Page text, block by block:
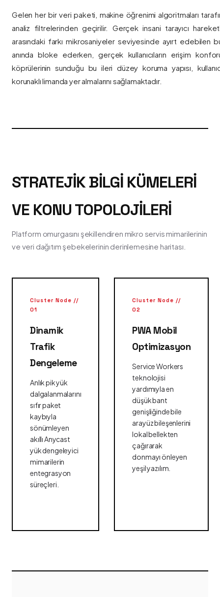
Gelen her bir veri paketi, makine öğrenimi algoritmaları
analiz filtrelerinden geçirilir. Gerçek insani tarayıcı
arasındaki farkı mikrosaniyeler seviyesinde ayırt edebilen
anında bloke ederken, gerçek kullanıcıların erişim
köprülerinin sunduğu bu ileri düzey koruma yapısı,
korunaklı limanda yer almalarını sağlamaktadır.
STRATEJIK BILGI KÜMELERI
VE KONU TOPOLOJILERI
Platform omurgasını şekillendiren mikro servis mimarilerinin
ve veri dağıtım şebekelerinin derinlemesine haritası.
Cluster Node //
01
Dinamik
Trafik
Dengeleme
Anlık pik yük
dalgalanmalarını
sıfır paket
kaybıyla
sönümleyen
akıllı Anycast
yük dengeleyici
mimarilerin
entegrasyon
süreçleri.
Cluster Node //
02
PWA Mobil
Optimizasyon
Service Workers
teknolojisi
yardımıyla en
düşük bant
genişliğinde bile
arayüz bileşenlerini
lokal bellekten
çağırarak
donmayı önleyen
yeşil yazılım.